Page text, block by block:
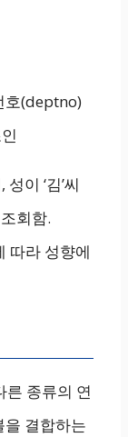
호(deptno)
이 ‘김’씨
회함.
따라 성향에
른 종류의 연
결합하는